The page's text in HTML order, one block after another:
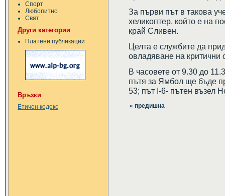
Спорт
Любопитно
Свят
Други категории
Платени публикации
Връзки
Етичен кодекс
За първи път в такова
хеликоптер, който е на
край Сливен.
Целта е службите да
овладяване на критични
В часовете от 9.30 до
пътя за Ямбол ще бъде
53; път І-6- пътен възел
« предишна